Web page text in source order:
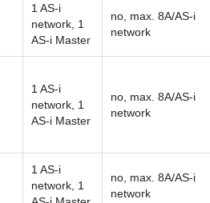
1 AS-i
network, 1
AS-i Master
no, max. 8A/AS-i
network
1 AS-i
network, 1
AS-i Master
no, max. 8A/AS-i
network
1 AS-i
network, 1
no, max. 8A/AS-i
network